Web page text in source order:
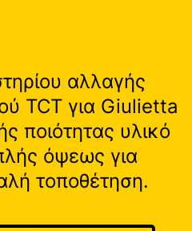
αλλαγής
TCT για Giulietta
ποιότητας υλικό
όψεως για
τοποθέτηση.